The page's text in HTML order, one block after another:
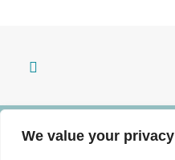
We value your privacy